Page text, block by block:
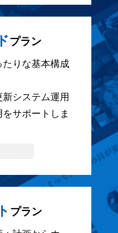
プラン
りな基本構成
システム運用
サポートしま
プラン